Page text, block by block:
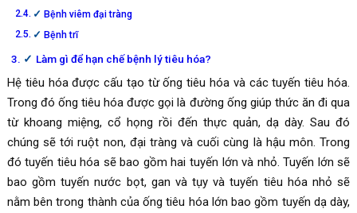
Bệnh viêm đại tràng
Bệnh trĩ
Làm gì để hạn chế bệnh lý tiêu hóa?
Hệ tiêu hóa được cấu tạo từ ống tiêu hóa và các tuyến tiêu hóa.
Trong đó ống tiêu hóa được gọi là đường ống giúp thức ăn đi qua
từ khoang miệng, cổ họng rồi đến thực quản, dạ dày. Sau đó
chúng sẽ tới ruột non, đại tràng và cuối cùng là hậu môn. Trong
đó tuyến tiêu hóa sẽ bao gồm hai tuyến lớn và nhỏ. Tuyến lớn sẽ
bao gồm tuyến nước bọt, gan và tụy và tuyến tiêu hóa nhỏ sẽ
nằm bên trong thành của ống tiêu hóa lớn bao gồm tuyến dạ dày,